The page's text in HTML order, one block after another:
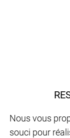
Nous vous
souci pour